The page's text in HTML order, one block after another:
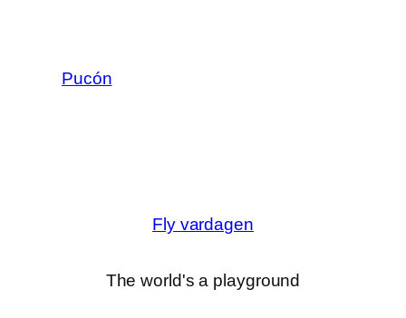
Pucón
Fly vardagen
The world's a playground